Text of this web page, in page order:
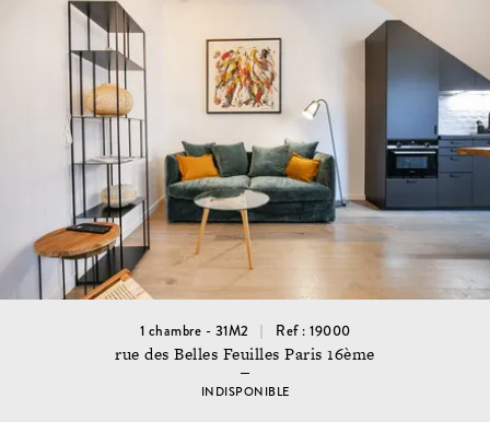
1 chambre - 31M2 Ref : 19000
rue des Belles Feuilles Paris 16ème
INDISPONIBLE